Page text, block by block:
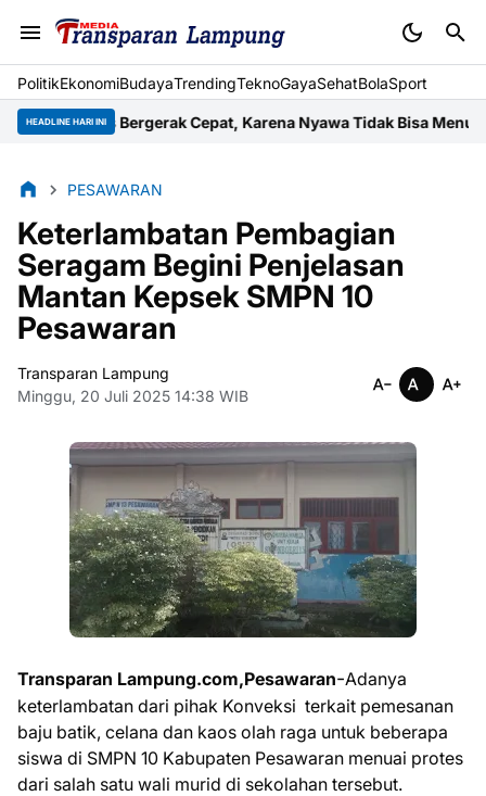
PolitikEkonomiBudayaTrendingTeknoGayaSehatBolaSport
HEADLINE HARI INI
Bergerak Cepat, Karena Nyawa Tidak Bisa MenungguWujud
PESAWARAN
Keterlambatan Pembagian
Seragam Begini Penjelasan
Mantan Kepsek SMPN 10
Pesawaran
Transparan Lampung
Minggu, 20 Juli 2025 14:38 WIB
Transparan Lampung.com,Pesawaran-Adanya
keterlambatan dari pihak Konveksi terkait pemesanan
baju batik, celana dan kaos olah raga untuk beberapa
siswa di SMPN 10 Kabupaten Pesawaran menuai protes
dari salah satu wali murid di sekolahan tersebut.